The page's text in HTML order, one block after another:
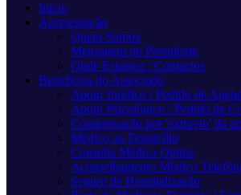
Início
Apresentação
Quem Somos
Mensagem do Presidente
Onde Estamos / Contactos
Benefícios do Associado
Apoio Jurídico / Pedido de
Apoio Psicológico / Pedido de
Compensação por 'extravio' da
Médico ao Domicílio
Consulta Médica Online
Aconselhamento Médico
Seguro de Hospitalização